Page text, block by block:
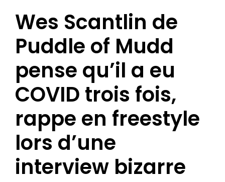
Wes Scantlin de
Puddle of Mudd
pense qu’il a eu
COVID trois fois,
rappe en freestyle
lors d’une
interview bizarre